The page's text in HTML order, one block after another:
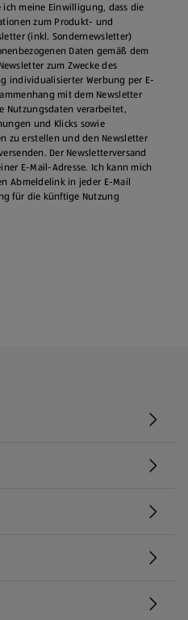
ich meine Einwilligung, dass die
zum Produkt- und
(inkl. Sondernewsletter)
Daten gemäß dem
zum Zwecke des
individualisierter Werbung per E-
mit dem Newsletter
Nutzungsdaten verarbeitet,
und Klicks sowie
zu erstellen und den Newsletter
Der Newsletterversand
E-Mail-Adresse. Ich kann mich
Abmeldelink in jeder E‑Mail
für die künftige Nutzung